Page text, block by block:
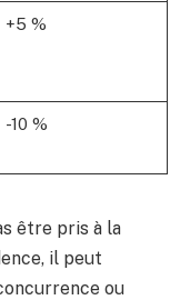
+5 %
-10 %
être pris à la
il peut
ou